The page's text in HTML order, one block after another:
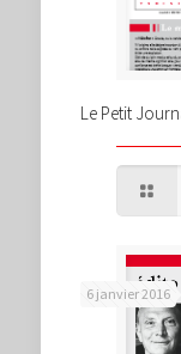
Le Petit
6 janvier 2016